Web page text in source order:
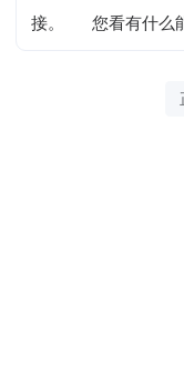
接。
您看有什么